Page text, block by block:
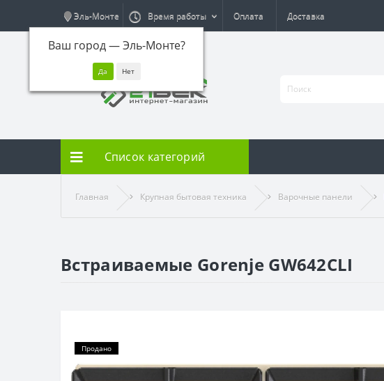
Эль-Монте
Ваш город —Эль-Монте?
Время работы Оплата Доставка
Список категорий
Главная Крупная бытовая техника Варочные панели
Встраиваемые Gorenje GW642CLI
Продано